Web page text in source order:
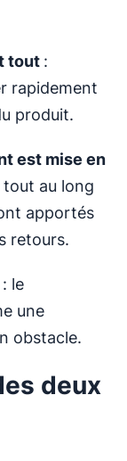
tout :
rapidement
produit.
est mise en
au long
apportés
retours.
: le
une
obstacle.
deux